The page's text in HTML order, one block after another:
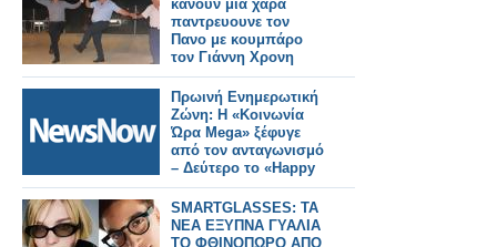
κάνουν μια χαρά
παντρευουνε τον
Πανο με κουμπάρο
τον Γιάννη Χρονη
Πρωινή Ενημερωτική
Ζώνη: Η «Κοινωνία
Ώρα Mega» ξέφυγε
από τον ανταγωνισμό
– Δεύτερο το «Happy
Day»
SMARTGLASSES: ΤΑ
ΝΕΑ ΕΞΥΠΝΑ ΓΥΑΛΙΑ
ΤΟ ΦΘΙΝΟΠΩΡΟ ΑΠΟ